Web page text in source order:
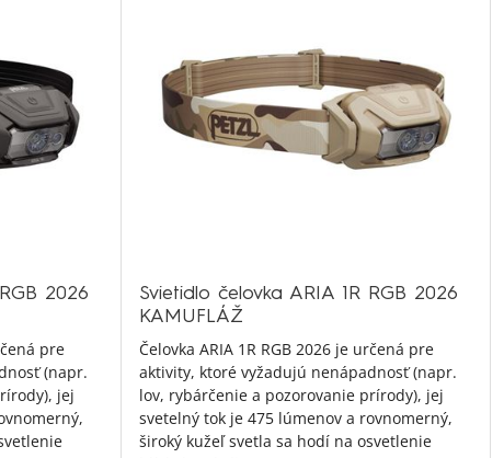
2026
pre
(napr.
jej
Svietidlo čelovka ARIA 1R RGB 2026
KAMUFLÁŽ
Čelovka ARIA 1R RGB 2026 je určená pre
aktivity, ktoré vyžadujú nenápadnosť (napr.
lov, rybárčenie a pozorovanie prírody), jej
svetelný tok je 475 lúmenov a rovnomerný,
široký kužeľ svetla sa hodí na osvetlenie